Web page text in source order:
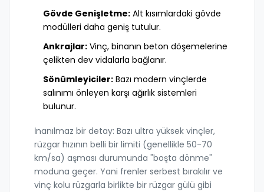
Gövde Genişletme: Alt kısımlardaki gövde
modülleri daha geniş tutulur.
Ankrajlar: Vinç, binanın beton döşemelerine
çelikten dev vidalarla bağlanır.
Sönümleyiciler: Bazı modern vinçlerde
salınımı önleyen karşı ağırlık sistemleri
bulunur.
İnanılmaz bir detay: Bazı ultra yüksek vinçler,
rüzgar hızının belli bir limiti (genellikle 50-70
km/sa) aşması durumunda "boşta dönme"
moduna geçer. Yani frenler serbest bırakılır ve
vinç kolu rüzgarla birlikte bir rüzgar gülü gibi